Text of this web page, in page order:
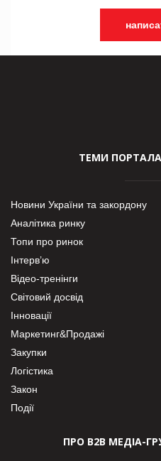
ТЕМИ ПОРТАЛА
Новини України та закордону
Аналітика ринку
Топи про ринок
Інтерв’ю
Відео-тренінги
Світовий досвід
Інновації
Маркетинг&Продажі
Закупки
Логістика
Закон
Події
ПРО В2В МЕДІА-